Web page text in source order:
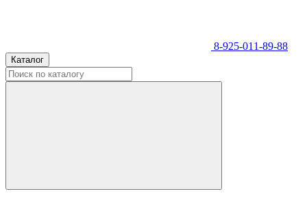
8-925-011-89-88
Каталог